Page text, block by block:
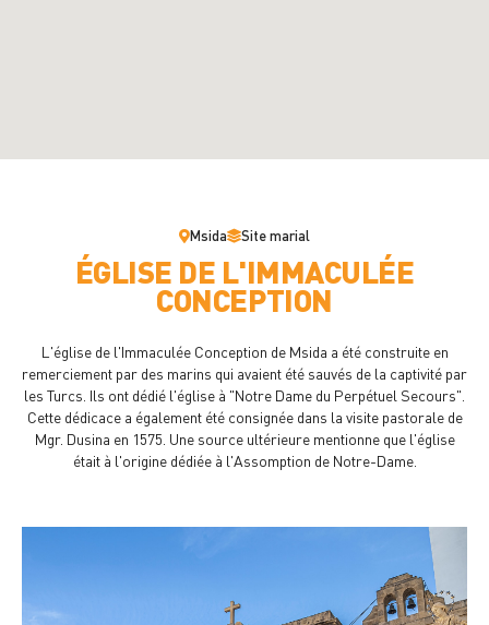
Msida Site marial
ÉGLISE DE L'IMMACULÉE
CONCEPTION
L'église de l'Immaculée Conception de Msida a été construite en
remerciement par des marins qui avaient été sauvés de la captivité par
les Turcs. Ils ont dédié l'église à "Notre Dame du Perpétuel Secours".
Cette dédicace a également été consignée dans la visite pastorale de
Mgr. Dusina en 1575. Une source ultérieure mentionne que l'église
était à l'origine dédiée à l'Assomption de Notre-Dame.